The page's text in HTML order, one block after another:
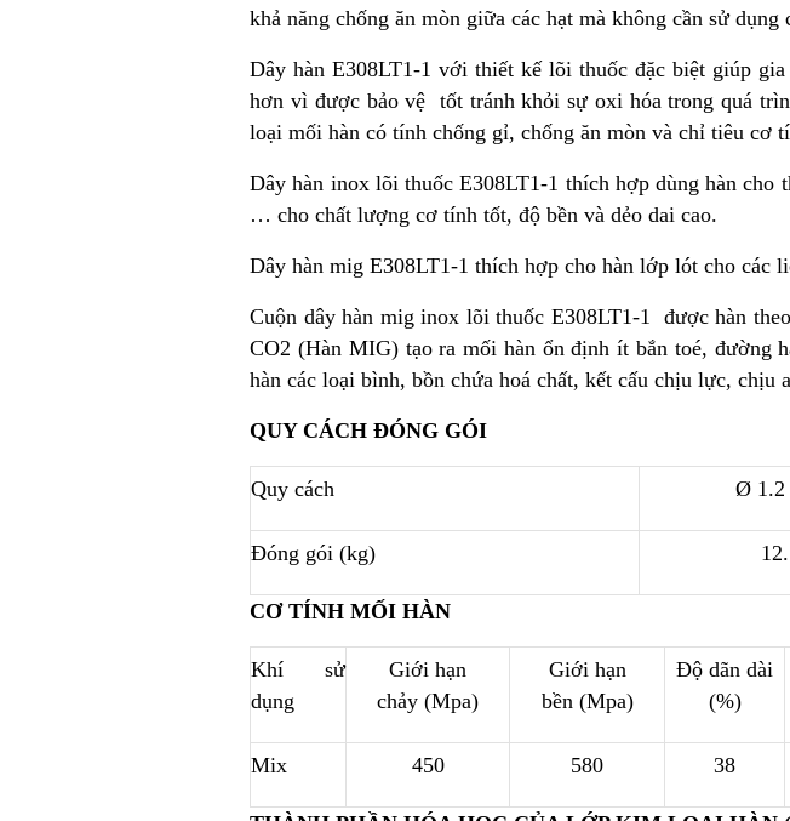
khả năng chống ăn mòn giữa các hạt mà không cần sử
Dây hàn E308LT1-1 với thiết kế lõi thuốc đặc biệt giúp
hơn vì được bảo vệ tốt tránh khỏi sự oxi hóa trong quá
loại mối hàn có tính chống gỉ, chống ăn mòn và chỉ tiêu cơ
Dây hàn inox lõi thuốc E308LT1-1 thích hợp dùng hàn
… cho chất lượng cơ tính tốt, độ bền và dẻo dai cao.
Dây hàn mig E308LT1-1 thích hợp cho hàn lớp lót cho các
Cuộn dây hàn mig inox lõi thuốc E308LT1-1 được hàn
CO2 (Hàn MIG) tạo ra mối hàn ổn định ít bắn toé, đường
hàn các loại bình, bồn chứa hoá chất, kết cấu chịu lực,
QUY CÁCH ĐÓNG GÓI
Quy cách Ø 1.2
Đóng gói (kg)
CƠ TÍNH MỐI HÀN
Khí sử
dụng
Giới hạn
chảy (Mpa)
Giới hạn
bền (Mpa)
Độ dãn dài
(%)
Mix 450 580 38